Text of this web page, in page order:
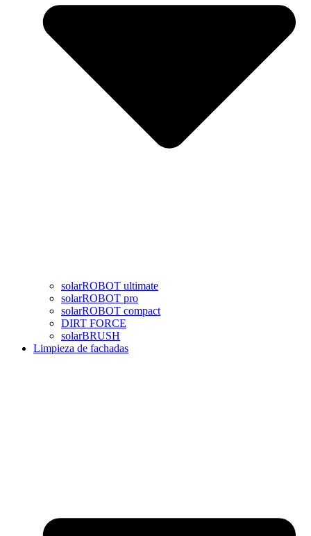
solarROBOT ultimate
solarROBOT pro
solarROBOT compact
DIRT FORCE
solarBRUSH
Limpieza de fachadas